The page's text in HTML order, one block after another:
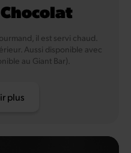
il est servi chaud.
Aussi disponible avec
au Giant Bar).
plus